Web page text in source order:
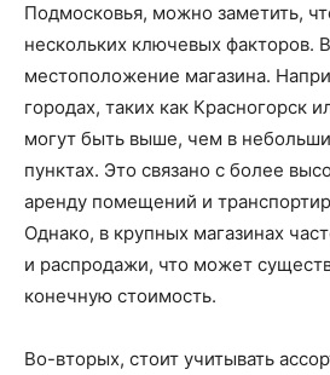
Подмосковья, можно заметить,
нескольких ключевых факторов.
местоположение магазина.
городах, таких как Красногорск
могут быть выше, чем в
пунктах. Это связано с более
аренду помещений и
Однако, в крупных магазинах
и распродажи, что может
конечную стоимость.
Во-вторых, стоит учитывать